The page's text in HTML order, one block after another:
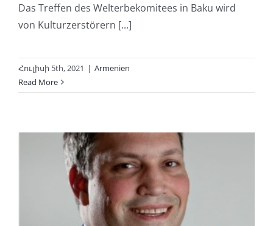
Das Treffen des Welterbekomitees in Baku wird
von Kulturzerstörern [...]
Հուլիսի 5th, 2021 | Armenien
Read More